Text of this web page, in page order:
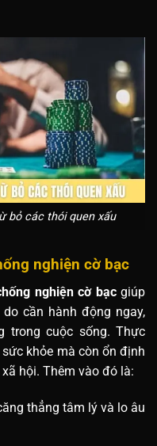
bỏ các thói quen xấu
nghiện cờ bạc
nghiện cờ bạcgiúp
cần hành động ngay,
trong cuộc sống. Thực
khỏe mà còn ổn định
hội. Thêm vào đó là:
thẳng tâm lý và lo âu